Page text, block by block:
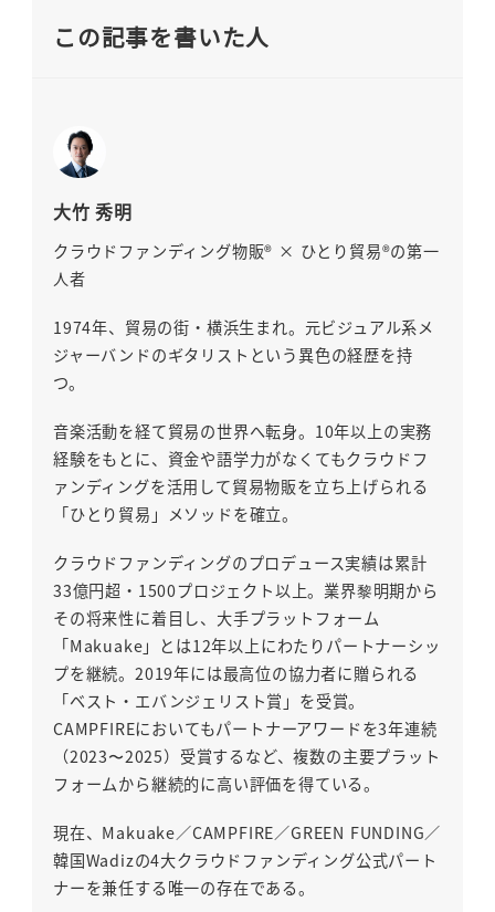
この記事を書いた人
大竹 秀明
クラウドファンディング物販® × ひとり貿易®の第一
人者
1974年、貿易の街・横浜生まれ。元ビジュアル系メ
ジャーバンドのギタリストという異色の経歴を持
つ。
音楽活動を経て貿易の世界へ転身。10年以上の実務
経験をもとに、資金や語学力がなくてもクラウドフ
ァンディングを活用して貿易物販を立ち上げられる
「ひとり貿易」メソッドを確立。
クラウドファンディングのプロデュース実績は累計
33億円超・1500プロジェクト以上。業界黎明期から
その将来性に着目し、大手プラットフォーム
「Makuake」とは12年以上にわたりパートナーシッ
プを継続。2019年には最高位の協力者に贈られる
「ベスト・エバンジェリスト賞」を受賞。
CAMPFIREにおいてもパートナーアワードを3年連続
（2023〜2025）受賞するなど、複数の主要プラット
フォームから継続的に高い評価を得ている。
現在、Makuake／CAMPFIRE／GREEN FUNDING／
韓国Wadizの4大クラウドファンディング公式パート
ナーを兼任する唯一の存在である。